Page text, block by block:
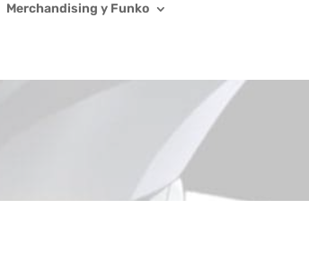
Merchandising y Funko